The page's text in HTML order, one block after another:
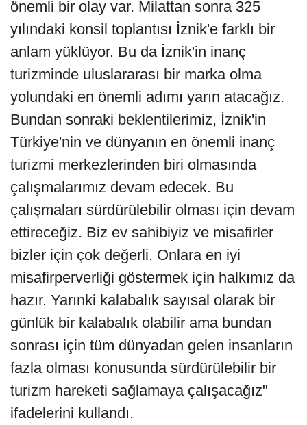
önemli bir olay var. Milattan sonra 325
yılındaki konsil toplantısı İznik'e farklı bir
anlam yüklüyor. Bu da İznik'in inanç
turizminde uluslararası bir marka olma
yolundaki en önemli adımı yarın atacağız.
Bundan sonraki beklentilerimiz, İznik'in
Türkiye'nin ve dünyanın en önemli inanç
turizmi merkezlerinden biri olmasında
çalışmalarımız devam edecek. Bu
çalışmaları sürdürülebilir olması için devam
ettireceğiz. Biz ev sahibiyiz ve misafirler
bizler için çok değerli. Onlara en iyi
misafirperverliği göstermek için halkımız da
hazır. Yarınki kalabalık sayısal olarak bir
günlük bir kalabalık olabilir ama bundan
sonrası için tüm dünyadan gelen insanların
fazla olması konusunda sürdürülebilir bir
turizm hareketi sağlamaya çalışacağız"
ifadelerini kullandı.